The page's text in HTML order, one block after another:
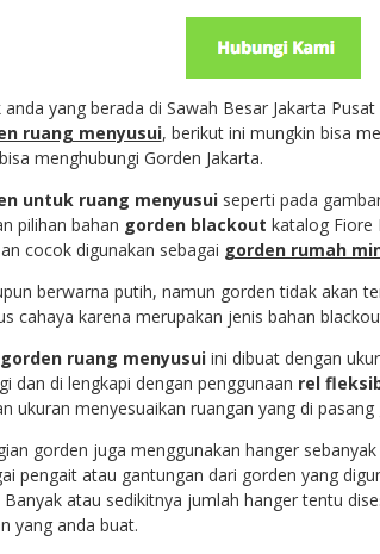
anda yang berada di Sawah Besar Jakarta
ruang menyusui, berikut ini mungkin bisa
menghubungi Gorden Jakarta.
untuk ruang menyusuiseperti pada
pilihan bahan gorden blackout katalog Fiore
cocok digunakan sebagai gorden rumah
berwarna putih, namun gorden tidak akan
cahaya karena merupakan jenis bahan
gorden ruang menyusuiini dibuat dengan
dan di lengkapi dengan penggunaan rel
ukuran menyesuaikan ruangan yang di pasang
gorden juga menggunakan hanger
pengait atau gantungan dari gorden yang
Banyak atau sedikitnya jumlah hanger tentu
yang anda buat.